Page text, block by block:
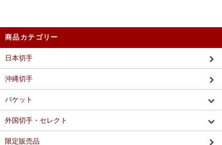
商品カテゴリー
日本切手
沖縄切手
パケット
外国切手・セレクト
限定販売品